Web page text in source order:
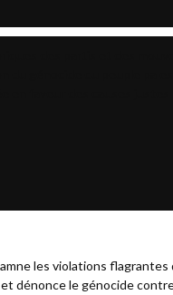
les violations flagrantes
et dénonce le génocide